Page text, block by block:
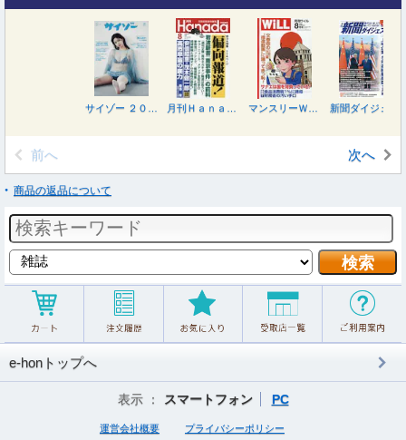
前へ 次へ
商品の返品について
e-honトップへ
表示 ： スマートフォン PC
運営会社概要 プライバシーポリシー